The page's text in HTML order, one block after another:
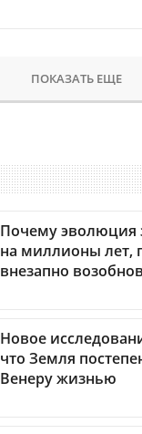
ПОКАЗАТЬ ЕЩЕ
Почему эволюция
на миллионы лет,
внезапно
Новое
что Земля
Венеру жизнью